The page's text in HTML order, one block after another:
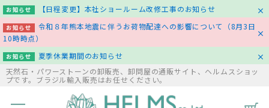
お知らせ 【日程変更】本社ショールーム改修工事のお知らせ
お知らせ
令和８年熊本地震に伴うお荷物配達への影響について（8月3日
10時時点）
お知らせ
夏季休業期間のお知らせ
天然石・パワーストーンの卸販売、卸問屋の通販サイト、ヘルムスショッ
プです。ブラジル輸入販売はお任せください。